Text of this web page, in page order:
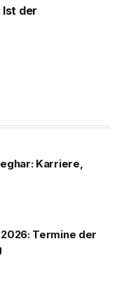
Ist der
Karriere,
Termine der